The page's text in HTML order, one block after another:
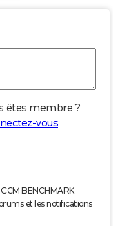
êtes membre ?
vous
BENCHMARK
et les notifications